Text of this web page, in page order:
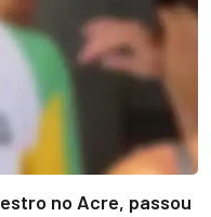
no Acre, passou